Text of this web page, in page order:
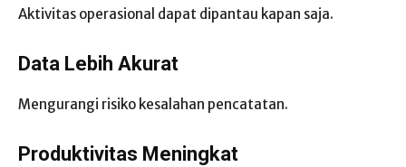
Aktivitas operasional dapat dipantau kapan saja.
Data Lebih Akurat
Mengurangi risiko kesalahan pencatatan.
Produktivitas Meningkat